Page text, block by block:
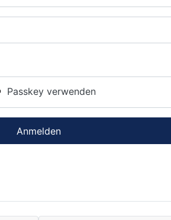
Passkey verwenden
Anmelden